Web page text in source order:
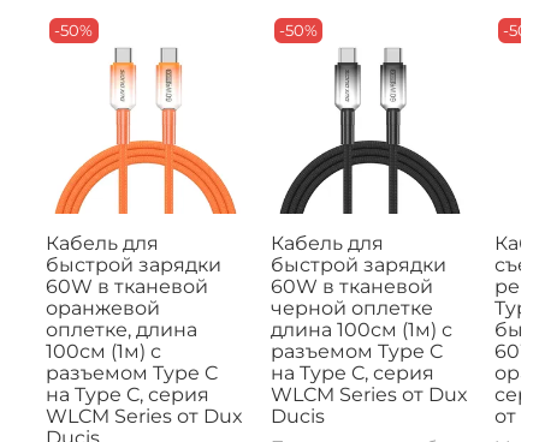
-50%
Кабель для
быстрой зарядки
60W в тканевой
оранжевой
оплетке, длина
100см (1м) с
разъемом Type C
на Type C, серия
WLCM Series от Dux
-50%
Кабель для
быстрой зарядки
60W в тканевой
черной оплетке
длина 100см (1м) с
разъемом Type C
на Type C, серия
WLCM Series от Dux
Ducis
-
от